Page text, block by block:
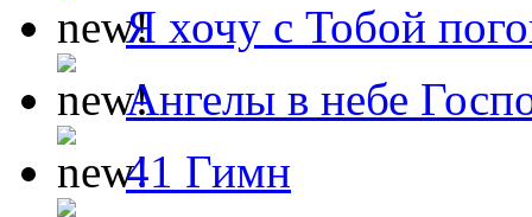
Я хочу с Тобой
Ангелы в небе
41 Гимн